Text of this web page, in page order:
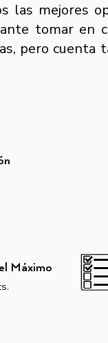
las mejores
tomar en
pero cuenta
Máximo